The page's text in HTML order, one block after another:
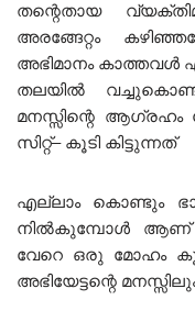
തന്റെതായ
അരങ്ങേറ്റം
അഭിമാനം കാത്തവൾ
തലയിൽ
മനസ്സിന്റെ ആഗ്രഹം
സിറ്റ്– കൂടി കിട്ടുന്നത്
എല്ലാം കൊണ്ടും
നിൽകുമ്പോൾ ആണ്
വേറെ ഒരു മോഹം
അഭിയേട്ടന്റെ